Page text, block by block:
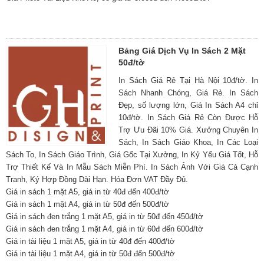
Bảng Giá Dịch Vụ In Sách 2 Mặt
50đ/tờ
In Sách Giá Rẻ Tại Hà Nội 10đ/tờ. In
Sách Nhanh Chóng, Giá Rẻ. In Sách
Đẹp, số lượng lớn, Giá In Sách A4 chỉ
10đ/tờ. In Sách Giá Rẻ Còn Được Hỗ
Trợ Ưu Đãi 10% Giá. Xưởng Chuyên In
Sách, In Sách Giáo Khoa, In Các Loại
Sách To, In Sách Giáo Trình, Giá Gốc Tại Xưởng, In Kỷ Yếu Giá Tốt, Hỗ
Trợ Thiết Kế Và In Mẫu Sách Miễn Phí. In Sách Ảnh Với Giá Cả Cạnh
Tranh, Ký Hợp Đồng Dài Hạn. Hóa Đơn VAT Đầy Đủ.
Giá in sách 1 mặt A5, giá in từ 40đ đến 400đ/tờ
Giá in sách 1 mặt A4, giá in từ 50đ đến 500đ/tờ
Giá in sách đen trắng 1 mặt A5, giá in từ 50đ đến 450đ/tờ
Giá in sách đen trắng 1 mặt A4, giá in từ 60đ đến 600đ/tờ
Giá in tài liệu 1 mặt A5, giá in từ 40đ đến 400đ/tờ
Giá in tài liệu 1 mặt A4, giá in từ 50đ đến 500đ/tờ